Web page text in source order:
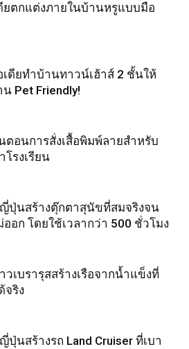
ยตกแต่งภายในบ้านหรูแบบมือ
เดียทำบ้านทาวน์เฮ้าส์ 2 ชั้นให้
Pet Friendly!
ตอนการสั่งเสื้อพิมพ์ลายสำหรับ
โรงเรียน
ปุ่นสร้างตุ๊กตาสุนัขที่สมจริงจน
ออก โดยใช้เวลากว่า 500 ชั่วโมง
วเบรารุสสร้างเรือจากน้ำแข็งที่
จริง
นสร้างรถ Land Cruiser ที่เบา